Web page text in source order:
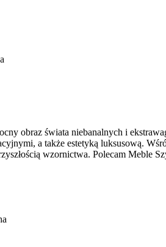
obraz świata niebanalnych i
a także estetyką luksusową.
wzornictwa. Polecam Meble